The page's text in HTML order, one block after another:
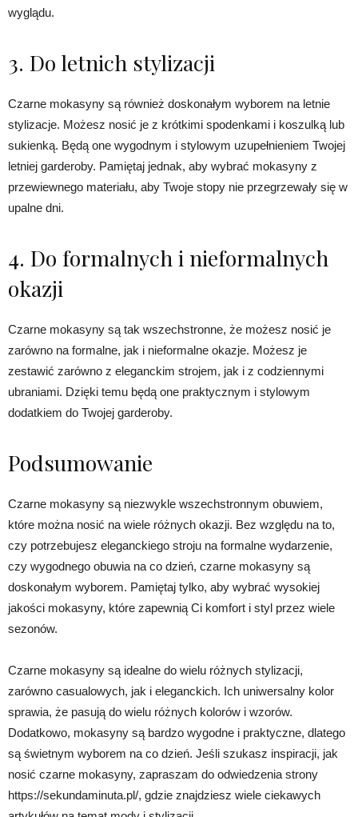
wyglądu.
3. Do letnich stylizacji
Czarne mokasyny są również doskonałym wyborem na letnie
stylizacje. Możesz nosić je z krótkimi spodenkami i koszulką lub
sukienką. Będą one wygodnym i stylowym uzupełnieniem Twojej
letniej garderoby. Pamiętaj jednak, aby wybrać mokasyny z
przewiewnego materiału, aby Twoje stopy nie przegrzewały się w
upalne dni.
4. Do formalnych i nieformalnych
okazji
Czarne mokasyny są tak wszechstronne, że możesz nosić je
zarówno na formalne, jak i nieformalne okazje. Możesz je
zestawić zarówno z eleganckim strojem, jak i z codziennymi
ubraniami. Dzięki temu będą one praktycznym i stylowym
dodatkiem do Twojej garderoby.
Podsumowanie
Czarne mokasyny są niezwykle wszechstronnym obuwiem,
które można nosić na wiele różnych okazji. Bez względu na to,
czy potrzebujesz eleganckiego stroju na formalne wydarzenie,
czy wygodnego obuwia na co dzień, czarne mokasyny są
doskonałym wyborem. Pamiętaj tylko, aby wybrać wysokiej
jakości mokasyny, które zapewnią Ci komfort i styl przez wiele
sezonów.
Czarne mokasyny są idealne do wielu różnych stylizacji,
zarówno casualowych, jak i eleganckich. Ich uniwersalny kolor
sprawia, że pasują do wielu różnych kolorów i wzorów.
Dodatkowo, mokasyny są bardzo wygodne i praktyczne, dlatego
są świetnym wyborem na co dzień. Jeśli szukasz inspiracji, jak
nosić czarne mokasyny, zapraszam do odwiedzenia strony
https://sekundaminuta.pl/, gdzie znajdziesz wiele ciekawych